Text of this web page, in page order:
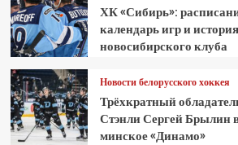
ХК «Сибирь»:
календарь игр и история
новосибирского клуба
Новости белорусского хоккея
Трёхкратный
Стэнли Сергей Брылин
минское «Динамо»